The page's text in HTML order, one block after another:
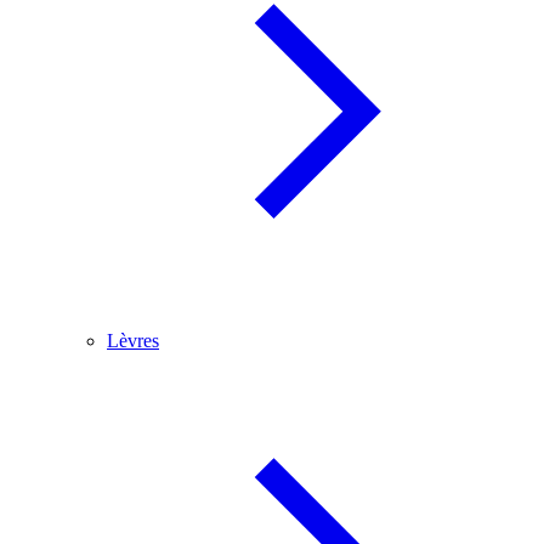
Lèvres